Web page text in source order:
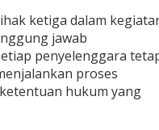
ketiga dalam
jawab
penyelenggara
proses
hukum yang